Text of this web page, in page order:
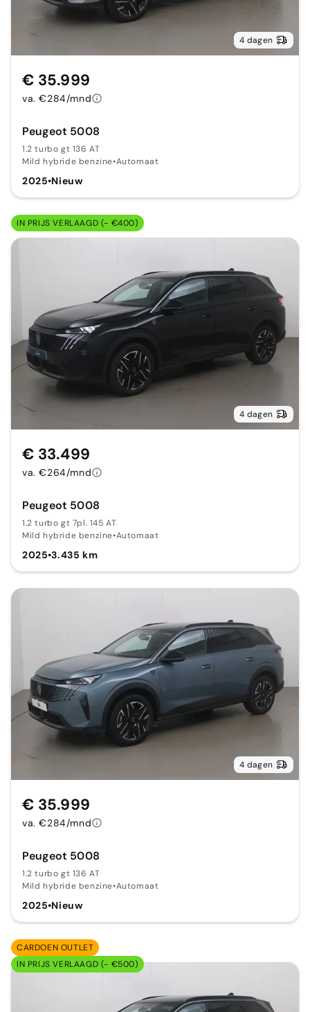
4 dagen
Peugeot 5008
1.2 turbo gt 136 AT
Mild hybride benzine•Automaat
2025•Nieuw
€ 35.999
va. €284/mnd
IN PRIJS VERLAAGD (- €400)
4 dagen
Peugeot 5008
1.2 turbo gt 7pl. 145 AT
Mild hybride benzine•Automaat
2025•3.435 km
€ 33.499
va. €264/mnd
4 dagen
Peugeot 5008
1.2 turbo gt 136 AT
Mild hybride benzine•Automaat
2025•Nieuw
€ 35.999
va. €284/mnd
CARDOEN OUTLET
IN PRIJS VERLAAGD (- €500)